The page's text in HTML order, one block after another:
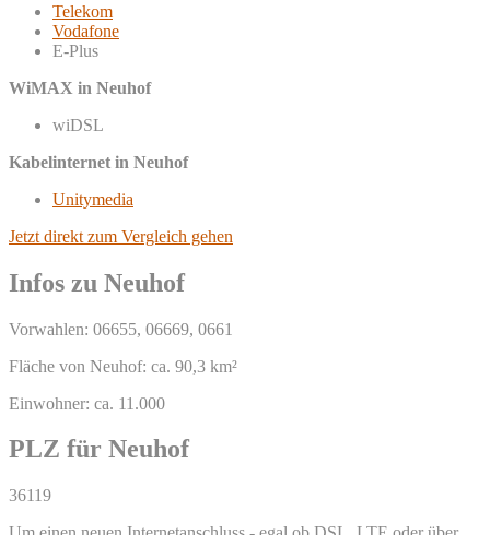
Telekom
Vodafone
E-Plus
WiMAX in Neuhof
wiDSL
Kabelinternet in Neuhof
Unitymedia
Jetzt direkt zum Vergleich gehen
Infos zu Neuhof
Vorwahlen: 06655, 06669, 0661
Fläche von Neuhof: ca. 90,3 km²
Einwohner: ca. 11.000
PLZ für Neuhof
36119